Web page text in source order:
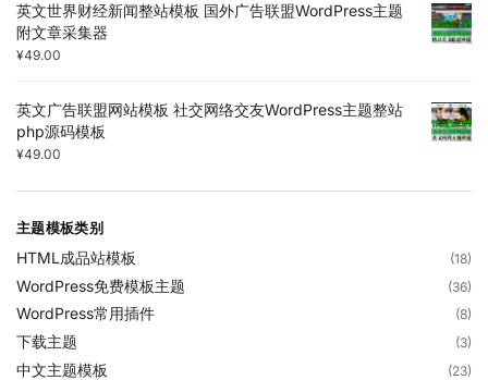
英文世界财经新闻整站模板 国外广告联盟WordPress主题
附文章采集器
¥49.00
英文广告联盟网站模板 社交网络交友WordPress主题整站
php源码模板
¥49.00
主题模板类别
HTML成品站模板 (18)
WordPress免费模板主题 (36)
WordPress常用插件 (8)
下载主题 (3)
中文主题模板 (23)